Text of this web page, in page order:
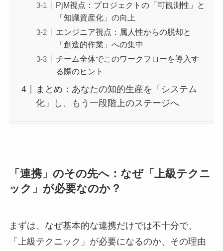
PjM視点：プロジェクトの「可観測性」と
「知識資産化」の向上
エンジニア視点：属人性からの脱却と
「創造的作業」への集中
チーム全体でこのワークフローを導入す
る際のヒント
まとめ：あなたの知的生産を「システム
化」し、もう一段階上のステージへ
「連携」のその先へ：なぜ「上級テクニ
ック」が必要なのか？
まずは、なぜ基本的な連携だけでは不十分で、
「上級テクニック」が必要になるのか、その理由